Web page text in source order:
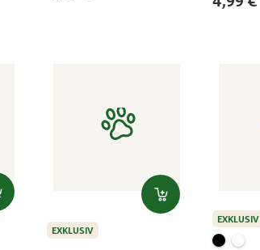
EXKLUSIV
EXKLUSIV